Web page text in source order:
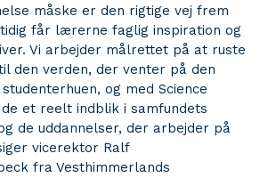
måske er den rigtige vej frem
får lærerne faglig inspiration og
Vi arbejder målrettet på at ruste
den verden, der venter på den
og med Science
et reelt indblik i samfundets
de uddannelser, der arbejder på
vicerektor Ralf
fra Vesthimmerlands